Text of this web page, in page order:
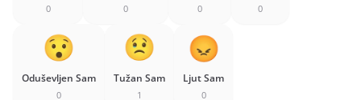
0 0 0 0
Oduševljen Sam
0
Tužan Sam
1
Ljut Sam
0